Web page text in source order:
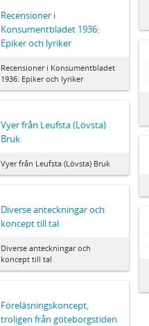
Recensioner i
Konsumentbladet 1936:
Epiker och lyriker
Recensioner i Konsumentbladet
1936: Epiker och lyriker
Vyer från Leufsta (Lövsta)
Bruk
Vyer från Leufsta (Lövsta) Bruk
Diverse anteckningar och
koncept till tal
Diverse anteckningar och
koncept till tal
Föreläsningskoncept,
troligen från göteborgstiden